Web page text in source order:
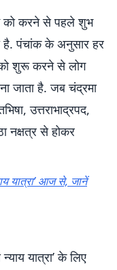
को करने से पहले शुभ
है. पंचांक के अनुसार हर
को शुरू करने से लोग
जाता है. जब चंद्रमा
उत्तराभाद्रपद,
नक्षत्र से होकर
यात्रा’ आज से, जानें
यात्रा’ के लिए